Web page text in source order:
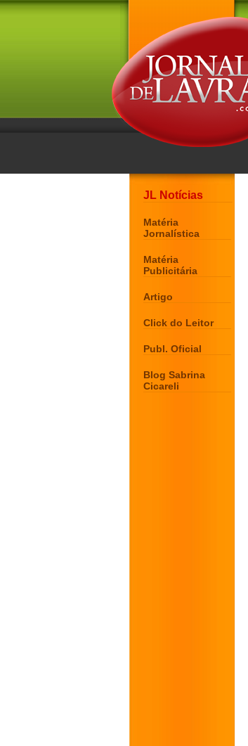
JL Notícias
Matéria
Jornalística
Matéria
Publicitária
Artigo
Click do Leitor
Publ. Oficial
Blog Sabrina
Cicareli